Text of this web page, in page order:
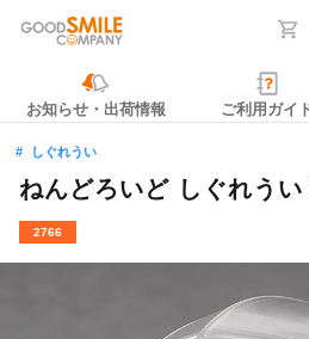
お知らせ・出荷情報 ご利用ガイ
しぐれうい
ねんどろいど しぐれう
2766